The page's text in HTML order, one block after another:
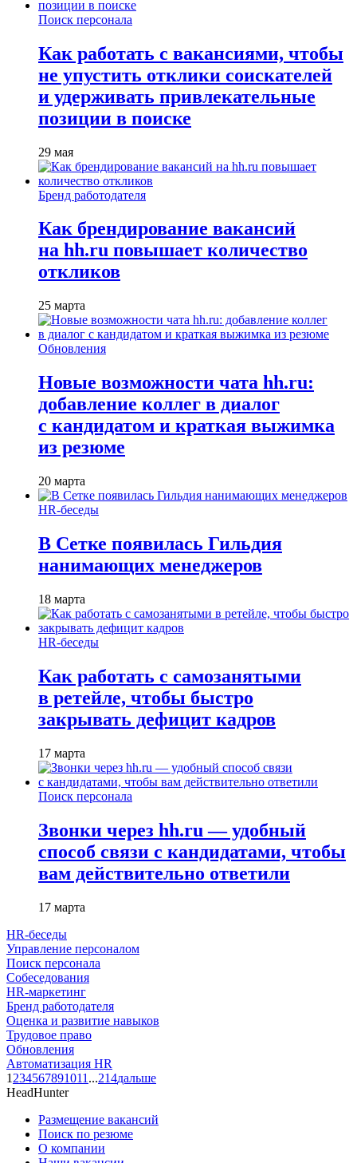
Поиск персонала
Как работать с вакансиями, чтобы
не упустить отклики соискателей
и удерживать привлекательные
позиции в поиске
29 мая
Бренд работодателя
Как брендирование вакансий
на hh.ru повышает количество
откликов
25 марта
Обновления
Новые возможности чата hh.ru:
добавление коллег в диалог
с кандидатом и краткая выжимка
из резюме
20 марта
HR-беседы
В Сетке появилась Гильдия
нанимающих менеджеров
18 марта
HR-беседы
Как работать с самозанятыми
в ретейле, чтобы быстро
закрывать дефицит кадров
17 марта
Поиск персонала
Звонки через hh.ru — удобный
способ связи с кандидатами, чтобы
вам действительно ответили
17 марта
HR-беседы
Управление персоналом
Поиск персонала
Собеседования
HR-маркетинг
Бренд работодателя
Оценка и развитие навыков
Трудовое право
Обновления
Автоматизация HR
1 234567891011 ...214дальше
HeadHunter
Размещение вакансий
Поиск по резюме
О компании